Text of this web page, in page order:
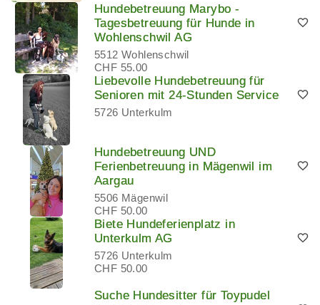
Hundebetreuung Marybo -
Tagesbetreuung für Hunde in
Wohlenschwil AG
5512 Wohlenschwil
CHF 55.00
Liebevolle Hundebetreuung für
Senioren mit 24-Stunden Service
5726 Unterkulm
Hundebetreuung UND
Ferienbetreuung in Mägenwil im
Aargau
5506 Mägenwil
CHF 50.00
Biete Hundeferienplatz in
Unterkulm AG
5726 Unterkulm
CHF 50.00
Suche Hundesitter für Toypudel